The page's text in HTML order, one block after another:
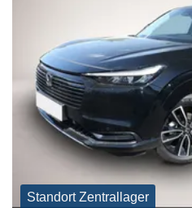
Standort Zentrallager